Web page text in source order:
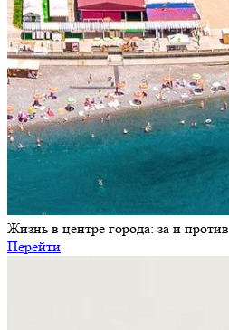
Жизнь в центре города: за и против
Перейти